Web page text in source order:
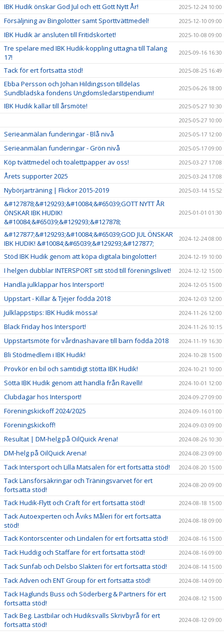
IBK Hudik önskar God Jul och ett Gott Nytt År! 2025-12-24 10:00
Försäljning av Bingolotter samt Sporttvättmedel! 2025-12-10 09:00
IBK Hudik är ansluten till Fritidskortet! 2025-10-08 09:00
Tre spelare med IBK Hudik-koppling uttagna till Talang
17!
2025-09-16 16:30
Tack för ert fortsatta stöd! 2025-08-25 16:49
Ebba Persson och Johan Hildingsson tilldelas
Sundbladska fondens Ungdomsledarstipendium!
2025-06-26 18:00
IBK Hudik kallar till årsmöte!
2025-05-27 10:30
2025-05-27 10:00
Serieanmälan funderingar - Blå nivå 2025-05-17 12:00
Serieanmälan funderingar - Grön nivå 2025-05-17 09:00
Köp tvättmedel och toalettpapper av oss! 2025-03-27 17:08
Årets supporter 2025 2025-03-24 17:08
Nybörjarträning | Flickor 2015-2019 2025-03-14 15:52
&#127878;&#129293;&#10084;&#65039;GOTT NYTT ÅR
ÖNSKAR IBK HUDIK!
&#10084;&#65039;&#129293;&#127878;
2025-01-01 01:30
&#127877;&#129293;&#10084;&#65039;GOD JUL ÖNSKAR
IBK HUDIK! &#10084;&#65039;&#129293;&#127877;
2024-12-24 08:00
Stöd IBK Hudik genom att köpa digitala bingolotter! 2024-12-19 10:00
I helgen dubblar INTERSPORT sitt stöd till föreningslivet! 2024-12-12 15:00
Handla julklappar hos Intersport! 2024-12-05 15:00
Uppstart - Killar & Tjejer födda 2018 2024-12-03 12:00
Julklappstips: IBK Hudik mössa! 2024-11-26 12:00
Black Friday hos Intersport! 2024-11-26 10:15
Uppstartsmöte för vårdnashavare till barn födda 2018 2024-11-19 16:30
Bli Stödmedlem i IBK Hudik! 2024-10-28 15:00
Provkör en bil och samtidigt stötta IBK Hudik! 2024-10-21 10:00
Sötta IBK Hudik genom att handla från Ravelli! 2024-10-01 12:00
Clubdagar hos Intersport! 2024-09-27 09:00
Föreningskickoff 2024/2025 2024-09-16 01:00
Föreningskickoff! 2024-09-03 09:00
Resultat | DM-helg på OilQuick Arena! 2024-08-26 10:30
DM-helg på OilQuick Arena! 2024-08-23 09:00
Tack Intersport och Lilla Matsalen för ert fortsatta stöd! 2024-08-20 15:00
Tack Länsförsäkringar och Träningsvarvet för ert
fortsatta stöd!
2024-08-20 09:00
Tack Hudik-Flytt och Craft för ert fortsatta stöd! 2024-08-18 15:00
Tack Autoexperten och Åviks Måleri för ert fortsatta
stöd!
2024-08-18 09:00
Tack Kontorscenter och Lindalen för ert fortsatta stöd! 2024-08-16 15:00
Tack Huddig och Staffare för ert fortsatta stöd! 2024-08-16 09:00
Tack Sunfab och Delsbo Slakteri för ert fortsatta stöd! 2024-08-14 15:00
Tack Adven och ENT Group för ert fortsatta stöd! 2024-08-14 09:00
Tack Haglunds Buss och Söderberg & Partners för ert
fortsatta stöd!
2024-08-12 15:00
Tack Beg. Lastbilar och Hudiksvalls Skrivbyrå för ert
fortsatta stöd!
2024-08-12 09:00